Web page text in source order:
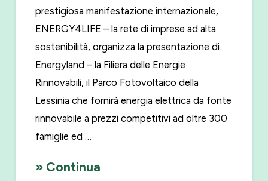
prestigiosa manifestazione internazionale,
ENERGY4LIFE – la rete di imprese ad alta
sostenibilità, organizza la presentazione di
Energyland – la Filiera delle Energie
Rinnovabili, il Parco Fotovoltaico della
Lessinia che fornirà energia elettrica da fonte
rinnovabile a prezzi competitivi ad oltre 300
famiglie ed …
» Continua